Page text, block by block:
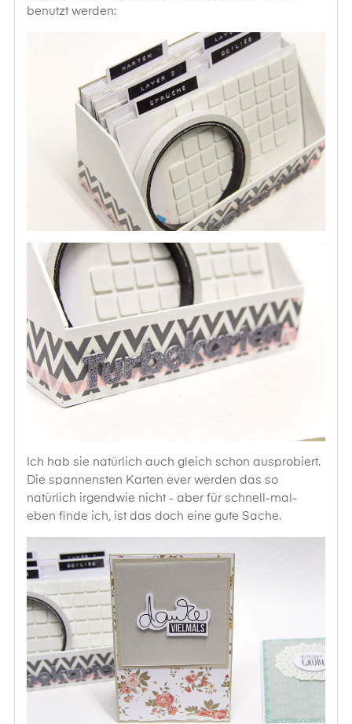
benutzt werden:
Ich hab sie natürlich auch gleich schon ausprobiert.
Die spannensten Karten ever werden das so
natürlich irgendwie nicht - aber für schnell-mal-
eben finde ich, ist das doch eine gute Sache.